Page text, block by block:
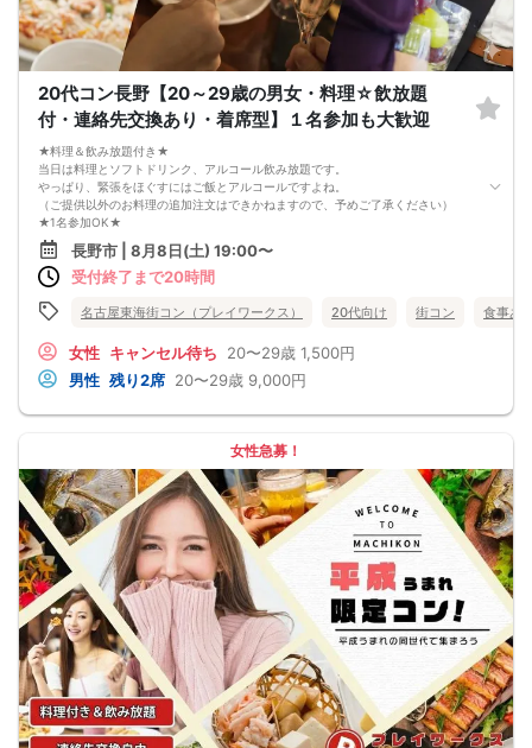
20代コン長野【20～29歳の男女・料理☆飲放題
付・連絡先交換あり・着席型】１名参加も大歓迎
★料理＆飲み放題付き★
当日は料理とソフトドリンク、アルコール飲み放題です。
やっぱり、緊張をほぐすにはご飯とアルコールですよね。
（ご提供以外のお料理の追加注文はできかねますので、予めご了承ください）
★1名参加OK★
他の1名参加の方とペアになりますし、友達作りにも最適です。
基本的には２：２のグループトークとなります。
（１：１でのトークはございませんので、予めご了承ください）
このカードのおかけで 終始無言で終わっちゃった・・・
プロフィールカードを活用し、「はじめまして」から会話を楽しみましょう。
★完全着席型・連絡先交換は自由★
完全着席型で席替えはできる限り行います。
換ができなかった」なんてことはありません。
【お客様へのお願い】
1. ２名様以上でのご参加は必ず同性同士でお申し込みください。
2. 服装の指定はございません。多くのお客様はカジュアルな格好でおこしになら
れています。
3. 開催判断はイベント前日の時点で男性３名・女性３名以上のお申し込みからに
なりますが、当日に参加者のキャンセルで比率が崩れた場合や開催判断人数を下
回った場合、一切返金などの保証はいたしませんのでご了承ください。
4. イベントページ内の「お申し込み状況」等はキャンセルなどで当日の参加人
数、男女比率と異なる可能性がございます。
5. 当日は店舗の外ではなく店舗内で受付いたします。店内に入り店員に「街コン
で来た」旨をお伝えください。
6. お釣りの用意はございませんので、出ないようにご準備お願いします。
7. 当日は年齢確認のできる身分証をお持ちください。イベントの対象年齢でない
ことが発覚した場合、参加費を全額徴収し返金はいたしかねます。
8. 15分以上の遅刻はキャンセルとみなす可能性があります。
9. 当日受付にお越しになってからのキャンセル、途中キャンセルは出来ません。
長野市 | 8月8日(土) 19:00〜
受付終了まで20時間
名古屋東海街コン（プレイワークス） 20代向け 街コン 食事あ
女性 キャンセル待ち 20〜29歳 1,500円
男性 残り2席 20〜29歳 9,000円
女性急募！